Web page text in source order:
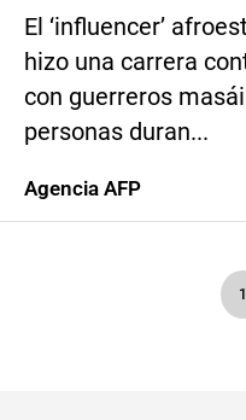
El ‘influencer’
hizo una carrera
con guerreros
personas duran...
Agencia AFP
1